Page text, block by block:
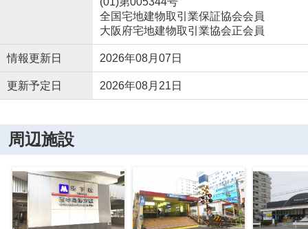
全国宅地建物取引業保証協会会員
大阪府宅地建物取引業協会正会員
情報更新日 2026年08月07日
更新予定日 2026年08月21日
周辺施設